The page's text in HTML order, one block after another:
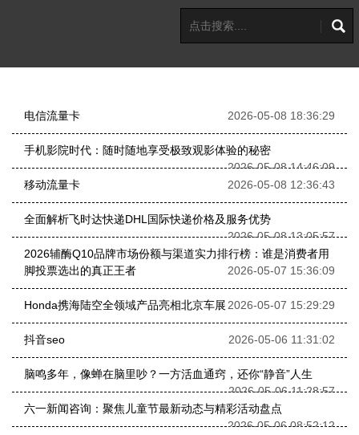
电信流量卡 2026-05-08 18:36:29
手机影院时代：随时随地享受极致观影体验的秘密
2026-05-08 14:46:09
移动流量卡
2026-05-08 12:36:43
全面解析飞时达快递DHL国际快递价格及服务优势
2026-05-08 13:05:57
2026辅酶Q10品牌市场份额与渠道实力排行榜：谁是消费者用
脚投票选出的真正王者
2026-05-07 15:36:09
Honda携海陆空全领域产品亮相北京车展 2026-05-07 15:29:29
抖音seo 2026-05-06 11:31:02
脑鸣多年，像蝉在脑里吵？一方活血通窍，还你“静音”人生
2026-05-06 11:28:57
六一新闻咨询：聚焦儿童节最新动态与精彩活动盘点
2026-05-06 08:52:12